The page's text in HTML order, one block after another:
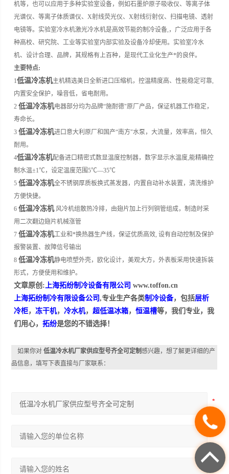
机等，也可以应用于多种实验室设备，例如石墨炉原子吸收仪、等离子体
光谱仪、等离子体质谱仪、X射线荧光仪、X射线衍射仪、扫描电镜、透射
电镜等。 实验室冷水机激光冷水机是高效节能的制冷设备,，广泛应用于各
种高校、研究院、工业等实验室内部实验及设备冷却使用。 实验室冷水
机、设计合理、品牌，其规格有上百种，是现代工业化生产*的良伴。
主要特点:
1低温冷冻机主机精选美日全新进口压缩机，控温精度高、性能稳定可靠,
内置安全保护，噪音低，省电耐用。
2低温冷冻机电器部分均为品牌“施耐德"原厂产品，保证机器工作稳定，
寿命长。
3低温冷冻机进口意大利原厂和国产“南方"水泵，大流量，效率高，恒久
耐用。
4低温冷冻机配备进口精密式数显温度控制器，数字显示水温度,能精确控
制水温±1℃，设定温度范围5℃—35℃
5 低温冷冻机全不锈钢厚质板换式蒸发器，内置自动补水装置，清洗维护
方便快捷。
6 低温冷冻机 风冷机组散热冷排，由翅片加上行列铜管组成，制造时采
用二次翻边翅片机械涨管
7低温冷冻机工业和*换热器生产线，保证优质高效, 设有自动控制及保护
报警装置、故障信号输出
8低温冷冻机静电喷塑外壳，欧化设计，美观大方，外表板采用快速拆装
形式，方便使用和维护。
文章原创:上海拓纷制冷设备有限公司 www.toffon.cn
上海拓纷制冷有限设备公司,专业生产各类制冷设备，包括层析
冷柜， 冻干机，冷水机，超低温冰箱，恒温槽等，我们专业，我
们用心，拓纷是您的不错选择！
如果你对低温冷水机厂家供应型号齐全可定制感兴趣，想了解更详细的产
品信息，填写下表直接与厂家联系：